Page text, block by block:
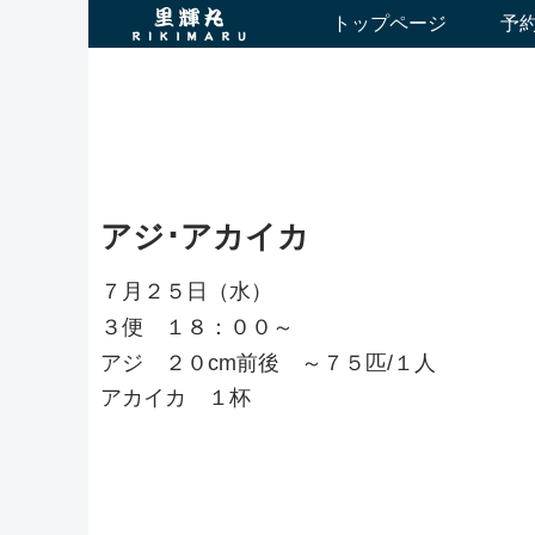
トップページ 予
アジ･アカイカ
７月２５日（水）
３便 １８：００～
アジ ２０cm前後 ～７５匹/１人
アカイカ １杯